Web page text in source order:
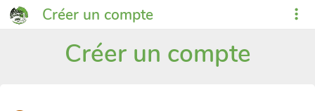
Créer un compte
Créer un compte